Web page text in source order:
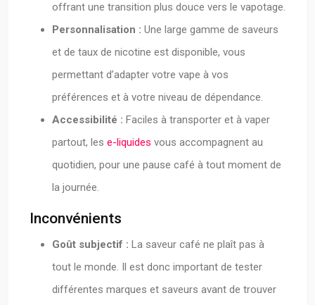
offrant une transition plus douce vers le vapotage.
Personnalisation : Une large gamme de saveurs
et de taux de nicotine est disponible, vous
permettant d’adapter votre vape à vos
préférences et à votre niveau de dépendance.
Accessibilité : Faciles à transporter et à vaper
partout, les e-liquides vous accompagnent au
quotidien, pour une pause café à tout moment de
la journée.
Inconvénients
Goût subjectif : La saveur café ne plaît pas à
tout le monde. Il est donc important de tester
différentes marques et saveurs avant de trouver